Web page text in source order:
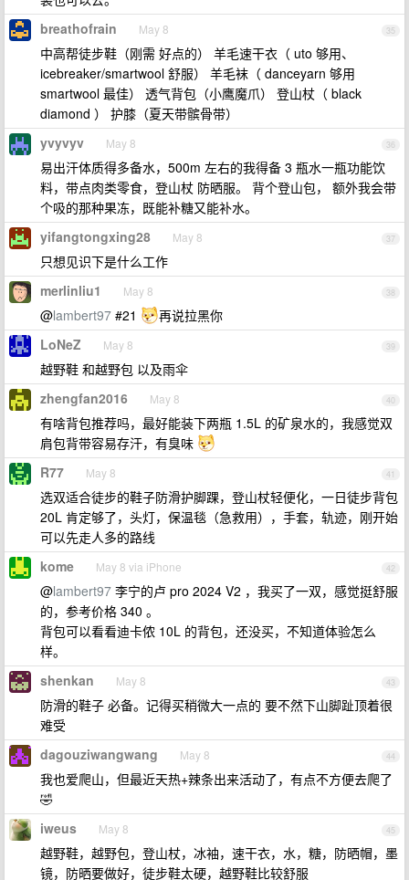
35
breathofrain May 8
中高帮徒步鞋（刚需 好点的） 羊毛速干衣（ uto 够用、
icebreaker/smartwool 舒服） 羊毛袜（ danceyarn 够用
smartwool 最佳） 透气背包（小鹰魔爪） 登山杖（ black
diamond ） 护膝（夏天带髌骨带）
36
yvyvyv May 8
易出汗体质得多备水，500m 左右的我得备 3 瓶水一瓶功能饮
料，带点肉类零食，登山杖 防晒服。 背个登山包， 额外我会带
个吸的那种果冻，既能补糖又能补水。
37
yifangtongxing28 May 8
只想见识下是什么工作
38
merlinliu1 May 8
@lambert97 #21 再说拉黑你
39
LoNeZ May 8
越野鞋 和越野包 以及雨伞
40
zhengfan2016 May 8
有啥背包推荐吗，最好能装下两瓶 1.5L 的矿泉水的，我感觉双
肩包背带容易存汗，有臭味
41
R77 May 8
选双适合徒步的鞋子防滑护脚踝，登山杖轻便化，一日徒步背包
20L 肯定够了，头灯，保温毯（急救用），手套，轨迹，刚开始
可以先走人多的路线
42
kome May 8 via iPhone
@lambert97 李宁的卢 pro 2024 V2 ，我买了一双，感觉挺舒服
的，参考价格 340 。
背包可以看看迪卡侬 10L 的背包，还没买，不知道体验怎么
样。
43
shenkan May 8
防滑的鞋子 必备。记得买稍微大一点的 要不然下山脚趾顶着很
难受
44
dagouziwangwang May 8
我也爱爬山，但最近天热+辣条出来活动了，有点不方便去爬了
🤣
45
iweus May 8
越野鞋，越野包，登山杖，冰袖，速干衣，水，糖，防晒帽，墨
镜，防晒要做好，徒步鞋太硬，越野鞋比较舒服